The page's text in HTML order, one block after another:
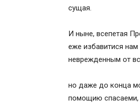
сущая.
И ныне, всепетая
еже избавитися нам
неврежденным от
но даже до конца
помощию спасаеми,